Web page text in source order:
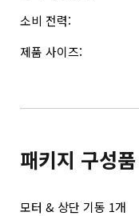
소비 전력:
제품 사이즈:
패키지 구성품
모터 & 상단 기동 1개